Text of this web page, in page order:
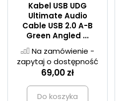
Kabel USB UDG
Ultimate Audio
Cable USB 2.0 A-B
Green Angled ...
Na zamówienie -
zapytaj o dostępność
69,00 zł
Do koszyka